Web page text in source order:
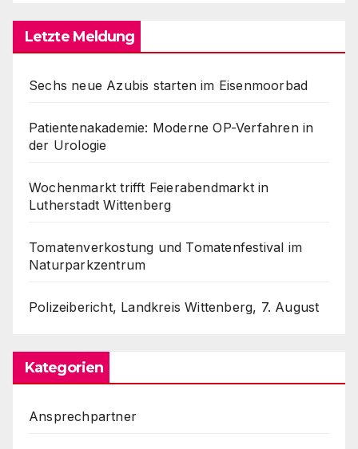
Letzte Meldung
Sechs neue Azubis starten im Eisenmoorbad
Patientenakademie: Moderne OP-Verfahren in
der Urologie
Wochenmarkt trifft Feierabendmarkt in
Lutherstadt Wittenberg
Tomatenverkostung und Tomatenfestival im
Naturparkzentrum
Polizeibericht, Landkreis Wittenberg, 7. August
Kategorien
Ansprechpartner